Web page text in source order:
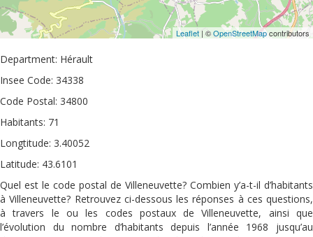
Leaflet | ©OpenStreetMapcontributors
Department: Hérault
Insee Code: 34338
Code Postal: 34800
Habitants: 71
Longtitude: 3.40052
Latitude: 43.6101
Quel est le code postal de Villeneuvette? Combien y’a-t-il d’habitants
à Villeneuvette? Retrouvez ci-dessous les réponses à ces questions,
à travers le ou les codes postaux de Villeneuvette, ainsi que
l’évolution du nombre d’habitants depuis l’année 1968 jusqu’au